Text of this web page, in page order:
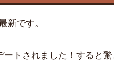
新です。
トされました！すると